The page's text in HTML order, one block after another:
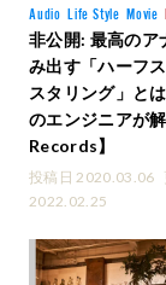
Audio Life Style Movie
非公開: 最高のア
み出す「ハーフ
スタリング」と
のエンジニアが
Records】
投稿日 2020.03.06
2022.02.25